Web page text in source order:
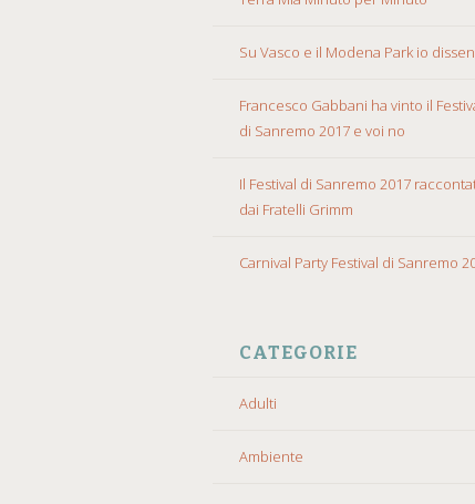
Su Vasco e il Modena Park io
Francesco Gabbani ha vinto il
di Sanremo 2017 e voi no
Il Festival di Sanremo 2017
dai Fratelli Grimm
Carnival Party Festival di Sanremo
CATEGORIE
Adulti
Ambiente